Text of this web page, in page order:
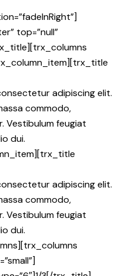
top=”null”
adipiscing elit.
commodo,
Vestibulum feugiat
dui.
adipiscing elit.
commodo,
Vestibulum feugiat
dui.